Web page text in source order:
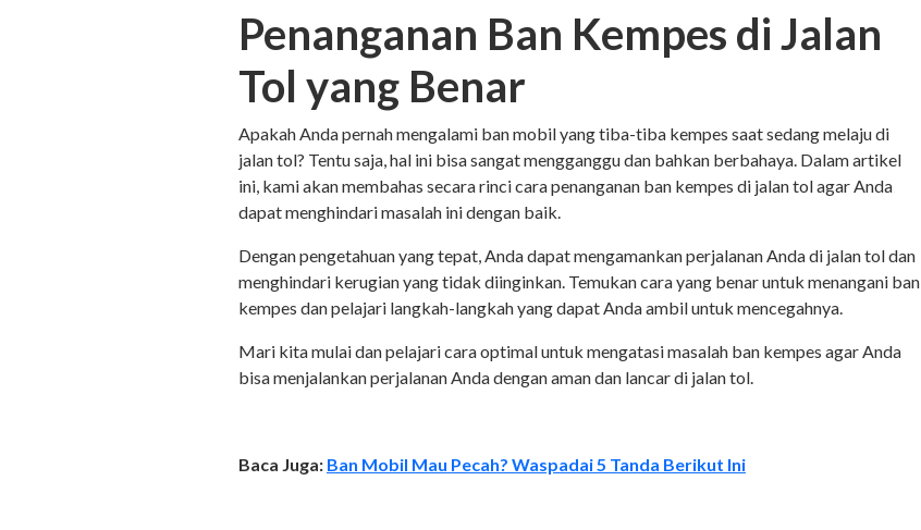
Penanganan Ban Kempes di Jalan
Tol yang Benar
Apakah Anda pernah mengalami ban mobil yang tiba-tiba kempes saat sedang melaju di
jalan tol? Tentu saja, hal ini bisa sangat mengganggu dan bahkan berbahaya. Dalam artikel
ini, kami akan membahas secara rinci cara penanganan ban kempes di jalan tol agar Anda
dapat menghindari masalah ini dengan baik.
Dengan pengetahuan yang tepat, Anda dapat mengamankan perjalanan Anda di jalan tol dan
menghindari kerugian yang tidak diinginkan. Temukan cara yang benar untuk menangani ban
kempes dan pelajari langkah-langkah yang dapat Anda ambil untuk mencegahnya.
Mari kita mulai dan pelajari cara optimal untuk mengatasi masalah ban kempes agar Anda
bisa menjalankan perjalanan Anda dengan aman dan lancar di jalan tol.
Baca Juga: Ban Mobil Mau Pecah? Waspadai 5 Tanda Berikut Ini